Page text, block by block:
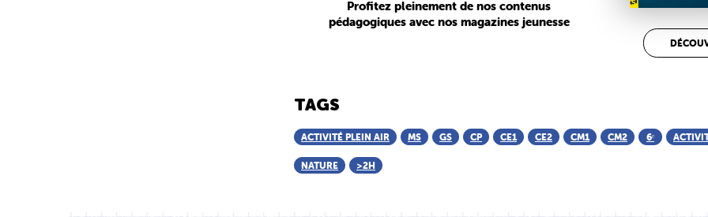
Profitez pleinement de nos contenus
pédagogiques avec nos magazines jeunesse
TAGS
ACTIVITÉ PLEIN AIR MS GS CP CE1 CE2 CM1 CM2 6ᵉ
NATURE >2H